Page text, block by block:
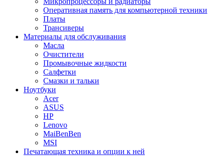
Оперативная память для компьютерной техники
Платы
Трансиверы
Материалы для обслуживания
Масла
Очистители
Промывочные жидкости
Салфетки
Смазки и тальки
Ноутбуки
Acer
ASUS
HP
Lenovo
MaiBenBen
MSI
Печатающая техника и опции к ней